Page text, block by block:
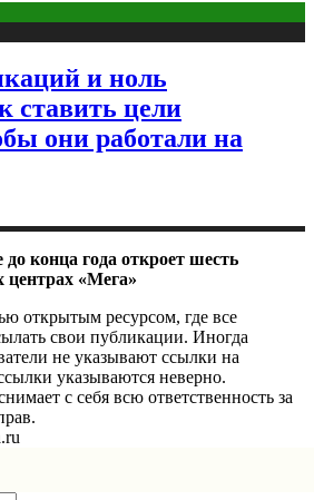
и ноль
ставить цели
они работали на
до конца года откроет шесть
центрах «Мега»
открытым ресурсом, где все
свои публикации. Иногда
не указывают ссылки на
указываются неверно.
с себя всю ответственность за